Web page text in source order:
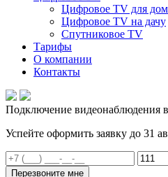
Цифровое TV для
Цифровое TV на дачу
Спутниковое TV
Тарифы
О компании
Контакты
Подключение видеонаблюдения
Успейте оформить заявку до 31
Перезвоните мне